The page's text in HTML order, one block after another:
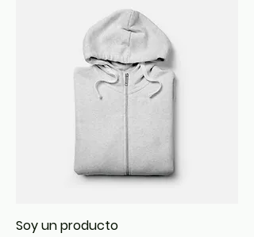
Soy un producto